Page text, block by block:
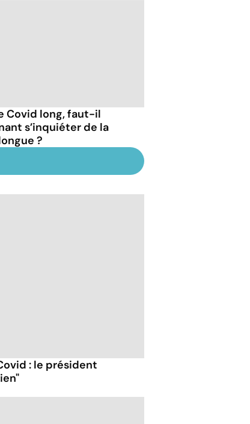
Covid long, faut-il
s’inquiéter de la
?
: le président